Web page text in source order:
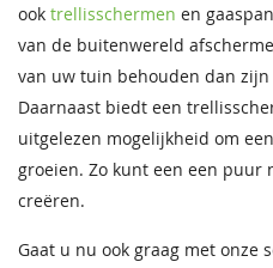
ook trellisschermen en
van de buitenwereld
van uw tuin behouden dan
Daarnaast biedt een
uitgelezen mogelijkheid om
groeien. Zo kunt een een
creëren.
Gaat u nu ook graag met onze